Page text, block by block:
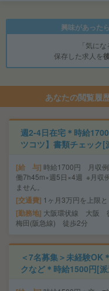
興味があった
「気に
保存した求人を
あなたの閲覧履
週2-4日在宅＊時給
ツコツ】書類チェック[
給 与 時給1700円 月収
働7h45m×週5日×4週 ※月収
ません。
交通費 1ヶ月3万円を上限
勤務地 大阪環状線 大阪
梅田(阪急線) 徒歩2分
＜7名募集＞未経験OK
クなど＊時給1500円[